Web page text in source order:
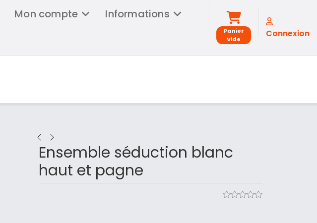
Mon compte
Informations
Panier
Vide
Connexion
Ensemble séduction blanc
haut et pagne